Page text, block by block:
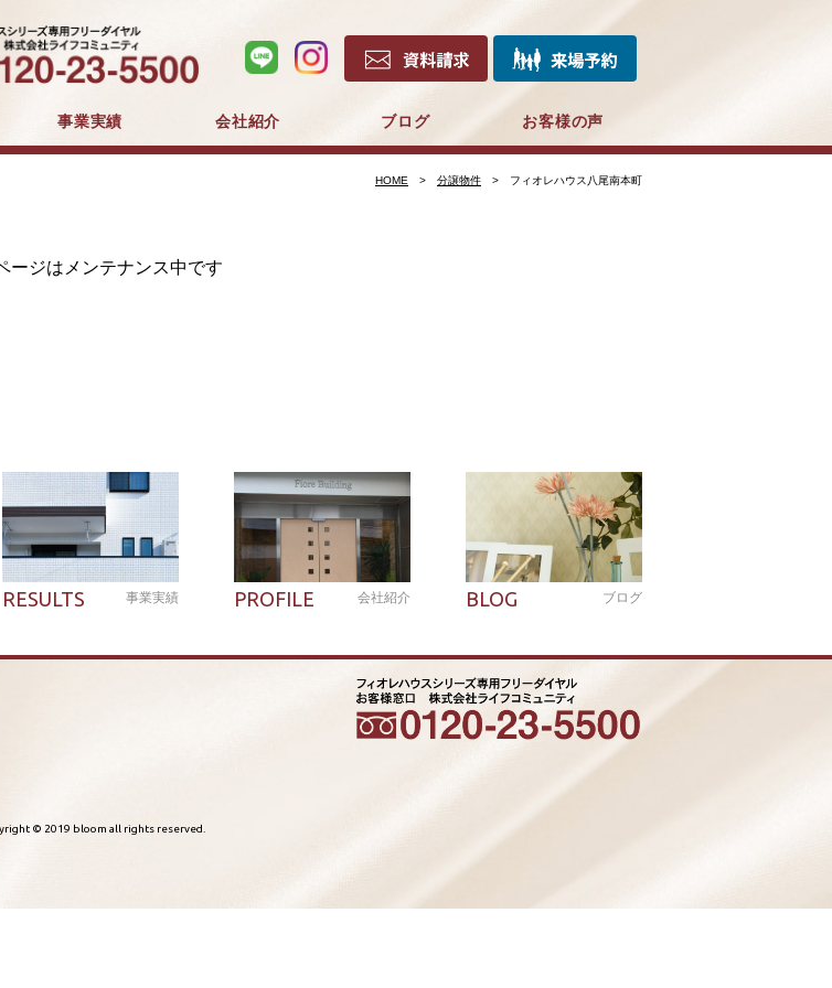
事業実績 会社紹介 ブログ お客様の声
HOME 分譲物件 フィオレハウス八尾南本町
ージはメンテナンス中です
RESULTS 事業実績 PROFILE 会社紹介 BLOG ブログ
© 2019 bloom all rights reserved.